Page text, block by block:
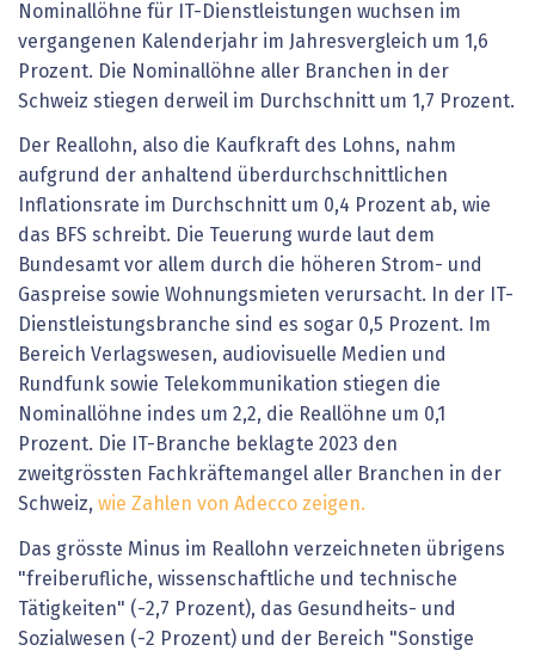
Nominallöhne für IT-Dienstleistungen wuchsen im
vergangenen Kalenderjahr im Jahresvergleich um 1,6
Prozent. Die Nominallöhne aller Branchen in der
Schweiz stiegen derweil im Durchschnitt um 1,7 Prozent.
Der Reallohn, also die Kaufkraft des Lohns, nahm
aufgrund der anhaltend überdurchschnittlichen
Inflationsrate im Durchschnitt um 0,4 Prozent ab, wie
das BFS schreibt. Die Teuerung wurde laut dem
Bundesamt vor allem durch die höheren Strom- und
Gaspreise sowie Wohnungsmieten verursacht. In der IT-
Dienstleistungsbranche sind es sogar 0,5 Prozent. Im
Bereich Verlagswesen, audiovisuelle Medien und
Rundfunk sowie Telekommunikation stiegen die
Nominallöhne indes um 2,2, die Reallöhne um 0,1
Prozent. Die IT-Branche beklagte 2023 den
zweitgrössten Fachkräftemangel aller Branchen in der
Schweiz, wie Zahlen von Adecco zeigen.
Das grösste Minus im Reallohn verzeichneten übrigens
"freiberufliche, wissenschaftliche und technische
Tätigkeiten" (-2,7 Prozent), das Gesundheits- und
Sozialwesen (-2 Prozent) und der Bereich "Sonstige